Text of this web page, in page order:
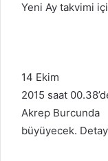
Yeni Ay takvimi
14 Ekim
2015 saat
Akrep Burcunda
büyüyecek.